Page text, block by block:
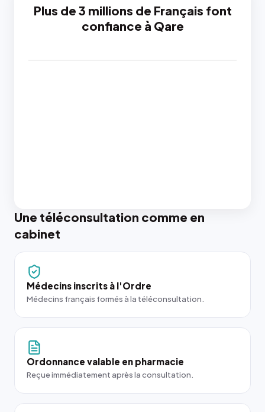
Plus de 3 millions de Français font
confiance à Qare
Une téléconsultation comme en
cabinet
Médecins inscrits à l'Ordre
Médecins français formés à la téléconsultation.
Ordonnance valable en pharmacie
Reçue immédiatement après la consultation.